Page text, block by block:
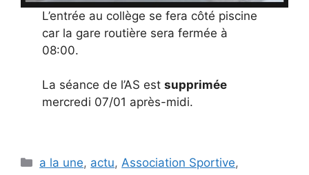
L’entrée au collège se fera côté piscine
car la gare routière sera fermée à
08:00.
La séance de l’AS estsupprimée
mercredi 07/01 après-midi.
Catégories
a la une, actu, Association Sportive,